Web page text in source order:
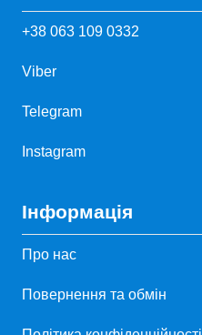
+38 063 109 0332
Viber
Telegram
Instagram
Інформація
Про нас
Повернення та обмін